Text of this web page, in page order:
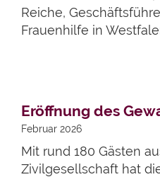
Reiche,
Frauenhilfe in
Februar 2026
Mit rund 180 Gästen
Zivilgesellschaft hat